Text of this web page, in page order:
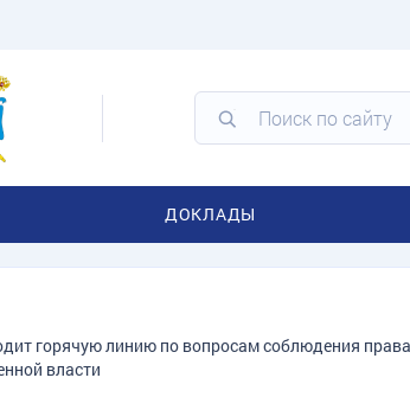
ДОКЛАДЫ
горячую линию по вопросам соблюдения
власти